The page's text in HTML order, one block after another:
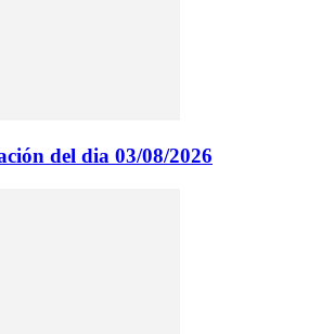
del dia 03/08/2026